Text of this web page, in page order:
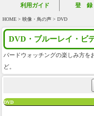
利用ガイド 登 録
HOME > 映像・鳥の声 > DVD
DVD・ブルーレイ・ビ
バードウォッチングの楽しみ方を
ど。
DVD